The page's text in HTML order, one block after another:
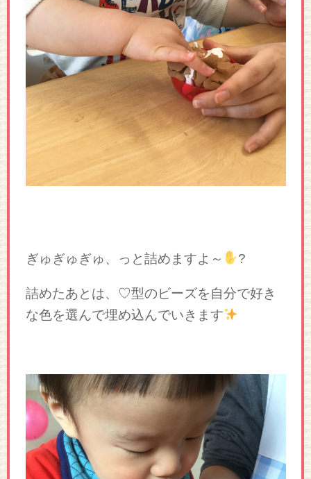
ぎゅぎゅぎゅ、っと詰めますよ～ ?
詰めたあとは、♡型のビーズを自分で好き
な色を選んで埋め込んでいきます